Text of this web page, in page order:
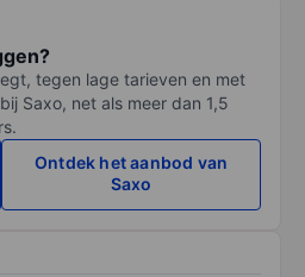
tegen lage tarieven en met
Saxo, net als meer dan 1,5
Ontdek het aanbod van
Saxo